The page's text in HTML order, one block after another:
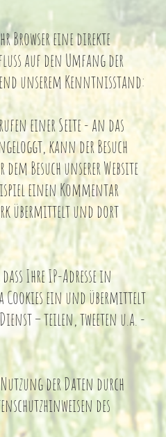
Browser eine direkte
auf den Umfang der
unserem Kenntnisstand:
einer Seite - an das
kann der Besuch
Besuch unserer Website
einen Kommentar
übermittelt und dort
Ihre IP-Adresse in
Cookies ein und übermittelt
– teilen, tweeten u.a. -
der Daten durch
des